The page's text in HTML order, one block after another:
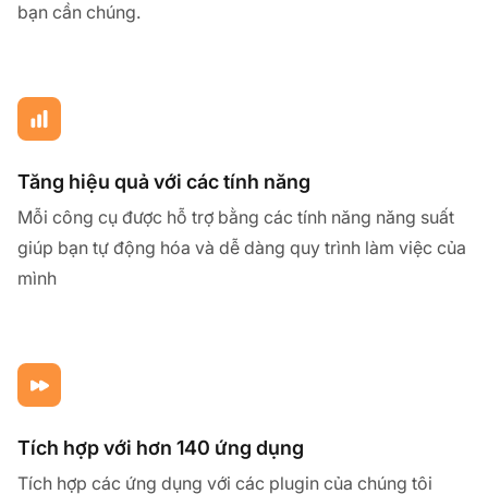
bạn cần chúng.
Tăng hiệu quả với các tính năng
Mỗi công cụ được hỗ trợ bằng các tính năng năng suất
giúp bạn tự động hóa và dễ dàng quy trình làm việc của
mình
Tích hợp với hơn 140 ứng dụng
Tích hợp các ứng dụng với các plugin của chúng tôi